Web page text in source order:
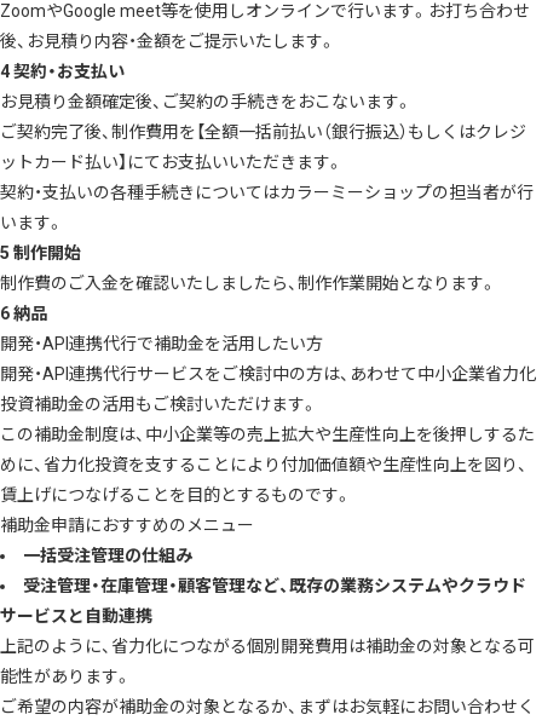
ZoomやGoogle meet等を使用しオンラインで行います。お打ち合わせ
後、お見積り内容・金額をご提示いたします。
4 契約・お支払い
お見積り金額確定後、ご契約の手続きをおこないます。
ご契約完了後、制作費用を【全額一括前払い（銀行振込）もしくはクレジ
ットカード払い】にてお支払いいただきます。
契約・支払いの各種手続きについてはカラーミーショップの担当者が行
います。
5 制作開始
制作費のご入金を確認いたしましたら、制作作業開始となります。
6 納品
開発・API連携代行で補助金を活用したい方
開発・API連携代行サービスをご検討中の方は、あわせて中小企業省力化
投資補助金の活用もご検討いただけます。
この補助金制度は、中小企業等の売上拡大や生産性向上を後押しするた
めに、省力化投資を支することにより付加価値額や生産性向上を図り、
賃上げにつなげることを目的とするものです。
補助金申請におすすめのメニュー
一括受注管理の仕組み
受注管理・在庫管理・顧客管理など、既存の業務システムやクラウド
サービスと自動連携
上記のように、省力化につながる個別開発費用は補助金の対象となる可
能性があります。
ご希望の内容が補助金の対象となるか、まずはお気軽にお問い合わせく